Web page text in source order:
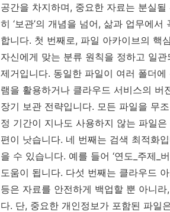
공간을 차지하며, 중요한 자료는 분실
히 ‘보관’의 개념을 넘어, 삶과 업무에
합니다. 첫 번째로, 파일 아카이브의 핵
자신에게 맞는 분류 원칙을 정하고 일
제거입니다. 동일한 파일이 여러 폴더
램을 활용하거나 클라우드 서비스의
장기 보관 전략입니다. 모든 파일을 무
정 기간이 지나도 사용하지 않는 파일
편이 낫습니다. 네 번째는 검색 최적화
을 수 있습니다. 예를 들어 ‘연도_주제_
도움이 됩니다. 다섯 번째는 클라우드
등은 자료를 안전하게 백업할 뿐 아니
다. 단, 중요한 개인정보가 포함된 파일